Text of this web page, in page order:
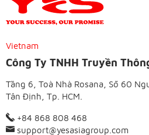
Vietnam
Công Ty TNHH Truyền
Tầng 6, Toà Nhà Rosana, Số 60
Tân Định, Tp. HCM.
+84 868 808 468
support@yesasiagroup.com